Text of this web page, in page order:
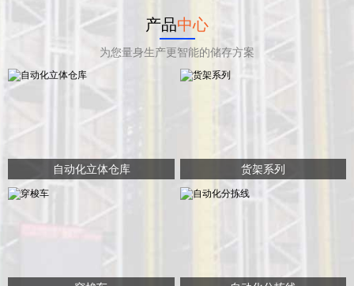
产品中心
为您量身生产更智能的储存方案
自动化立体仓库 货架系列